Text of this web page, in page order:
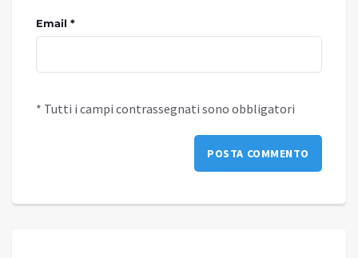
Email *
* Tutti i campi contrassegnati sono obbligatori